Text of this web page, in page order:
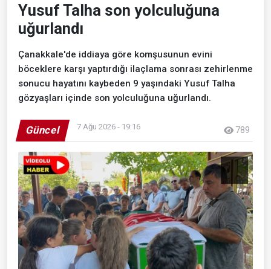
Yusuf Talha son yolculuğuna
uğurlandı
Çanakkale'de iddiaya göre komşusunun evini
böceklere karşı yaptırdığı ilaçlama sonrası zehirlenme
sonucu hayatını kaybeden 9 yaşındaki Yusuf Talha
gözyaşları içinde son yolculuğuna uğurlandı.
Güncel 7 Ağu 2026 - 19:16 789